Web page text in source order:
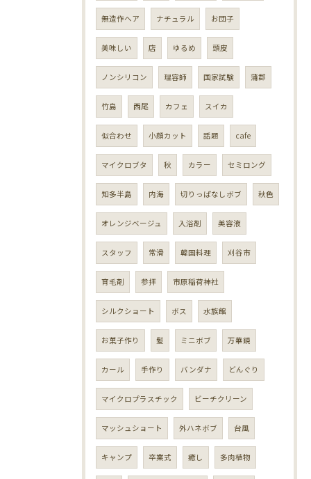
無造作ヘア ナチュラル お団子
美味しい 店 ゆるめ 頭皮
ノンシリコン 理容師 国家試験 蒲郡
竹島 西尾 カフェ スイカ
似合わせ 小顔カット 話題 cafe
マイクロブタ 秋 カラー セミロング
知多半島 内海 切りっぱなしボブ 秋色
オレンジベージュ 入浴剤 美容液
スタッフ 常滑 韓国料理 刈谷市
育毛剤 参拝 市原稲荷神社
シルクショート ボス 水族館
お菓子作り 髪 ミニボブ 万華鏡
カール 手作り バンダナ どんぐり
マイクロプラスチック ビーチクリーン
マッシュショート 外ハネボブ 台風
キャンプ 卒業式 癒し 多肉植物